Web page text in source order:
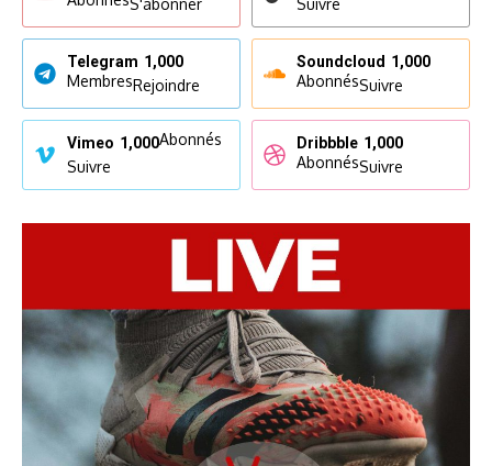
S'abonner
Suivre
Telegram 1,000
MembresRejoindre
Soundcloud 1,000
AbonnésSuivre
Vimeo 1,000Abonnés
Suivre
Dribbble 1,000
AbonnésSuivre